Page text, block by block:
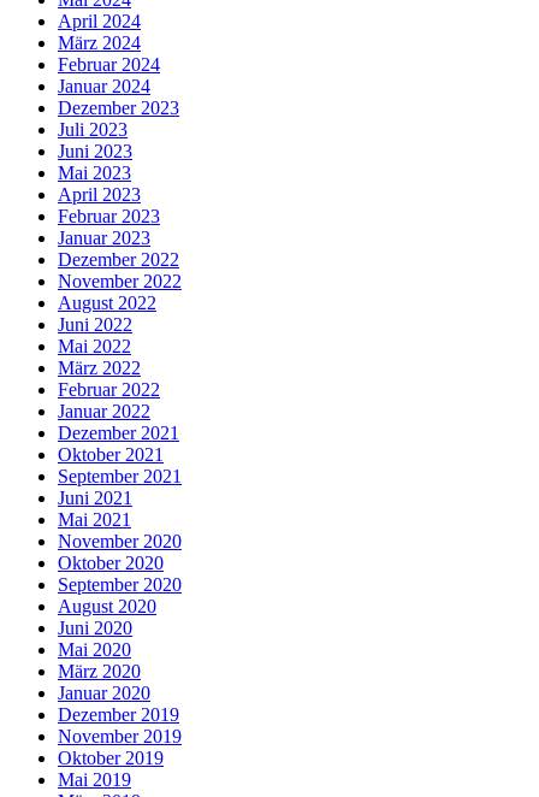
April 2024
März 2024
Februar 2024
Januar 2024
Dezember 2023
Juli 2023
Juni 2023
Mai 2023
April 2023
Februar 2023
Januar 2023
Dezember 2022
November 2022
August 2022
Juni 2022
Mai 2022
März 2022
Februar 2022
Januar 2022
Dezember 2021
Oktober 2021
September 2021
Juni 2021
Mai 2021
November 2020
Oktober 2020
September 2020
August 2020
Juni 2020
Mai 2020
März 2020
Januar 2020
Dezember 2019
November 2019
Oktober 2019
Mai 2019